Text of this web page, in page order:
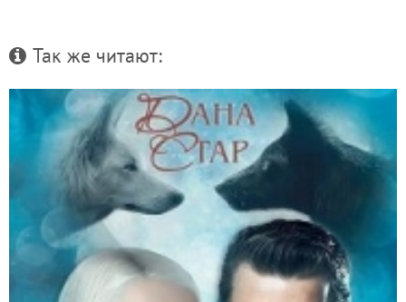
Так же читают: